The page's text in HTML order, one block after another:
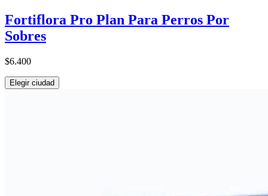
Fortiflora Pro Plan Para Perros Por
Sobres
$6.400
Elegir ciudad